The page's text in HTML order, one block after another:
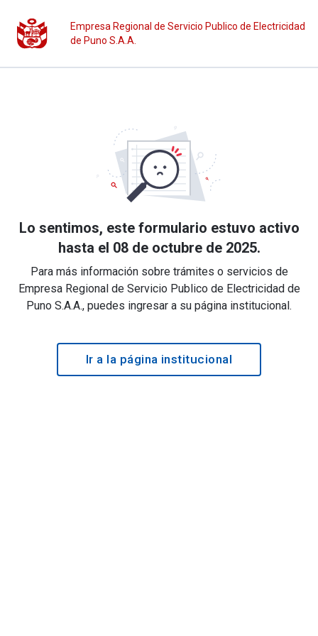
Empresa Regional de Servicio Publico de Electricidad
de Puno S.A.A.
Lo sentimos, este formulario estuvo activo
hasta el 08 de octubre de 2025.
Para más información sobre trámites o servicios de
Empresa Regional de Servicio Publico de Electricidad de
Puno S.A.A., puedes ingresar a su página institucional.
Ir a la página institucional